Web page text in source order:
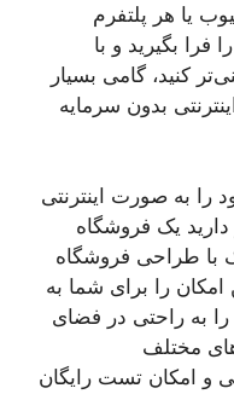
یا هر پلتفرم
بگیرید و با
کنید، گامی بسیار
بدون سرمایه
را به صورت اینترنتی
دارید یک فروشگاه
با طراحی فروشگاه
امکان را برای شما به
به راحتی در فضای
مختلف
و امکان تست رایگان